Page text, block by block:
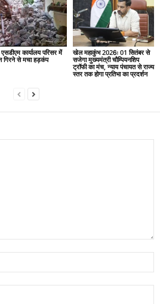
कार्यालय परिसर में
गिरने से मचा हड़कंप
खेल महाकुंभ 2026ः 01 सितंबर से
सजेगा मुख्यमंत्री चौम्पियनशिप
ट्रॉफी का मंच, न्याय पंचायत से राज्य
स्तर तक होगा प्रतिभा का प्रदर्शन